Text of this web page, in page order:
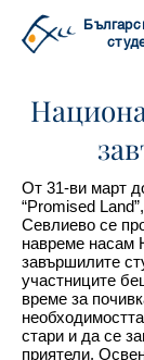
От 31-ви март
“Promised
Севлиево се
навреме насам
завършилите
участниците
време за
стари и да се
приятели.